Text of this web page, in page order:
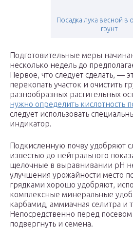
Посадка лука весной в
грунт
Подготовительные меры
несколько недель до
Первое, что следует сделать, —
перекопать участок и очистить
разнообразных растительных
нужно определить кислотность
следует использовать
индикатор.
Подкисленную почву удобряют
известью до нейтрального
щелочные в выравнивании рН
улучшения урожайности место
грядками хорошо удобряют,
комплексные минеральные
карбамид, аммиачная селитра и
Непосредственно перед посевом
подвергнуть и семена.